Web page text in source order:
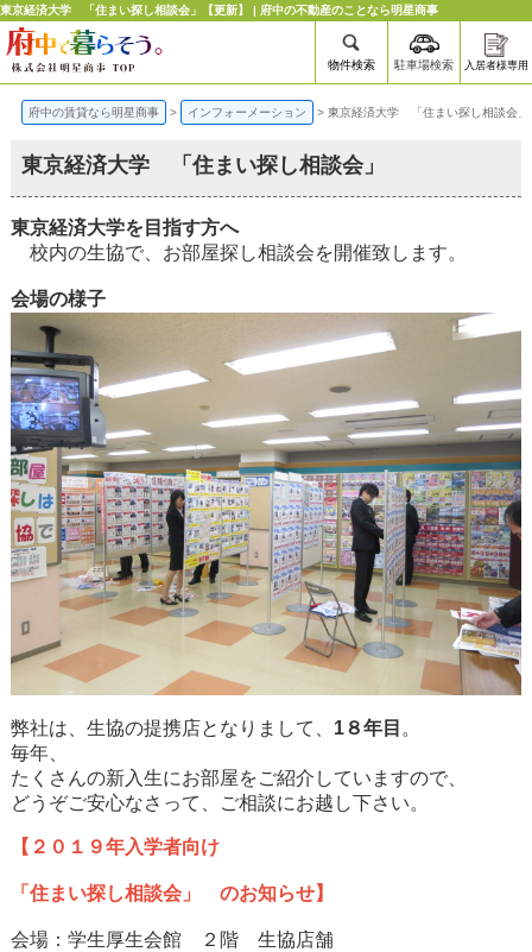
東京経済大学 「住まい探し相談会」【更新】 | 府中の不動産のことなら明星商事
物件検索 駐車場検索 入居者様専用
府中の賃貸なら明星商事 > インフォーメーション > 東京経済大学 「住まい探し相談会」
東京経済大学 「住まい探し相談会」
東京経済大学を目指す方へ
校内の生協で、お部屋探し相談会を開催致します。
会場の様子
弊社は、生協の提携店となりまして、 1８年目 。
毎年、
たくさんの新入生にお部屋をご紹介していますので、
どうぞご安心なさって、ご相談にお越し下さい。
【２０１９年入学者向け
「住まい探し相談会」 のお知らせ】
会場：学生厚生会館 ２階 生協店舗